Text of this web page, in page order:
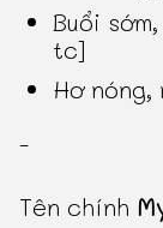
Buổi
tc]
Hơ
-
Tên chính